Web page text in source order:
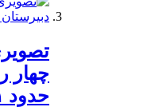
چهار
حدود ۱۳۱۱ه ش